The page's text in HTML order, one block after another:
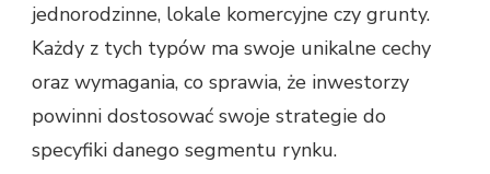
jednorodzinne, lokale komercyjne czy grunty.
Każdy z tych typów ma swoje unikalne cechy
oraz wymagania, co sprawia, że inwestorzy
powinni dostosować swoje strategie do
specyfiki danego segmentu rynku.